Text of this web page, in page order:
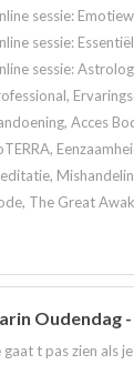
sessie:
sessie:
sessie:
Acces
The Great
Oudendag
gaat t pas zien als